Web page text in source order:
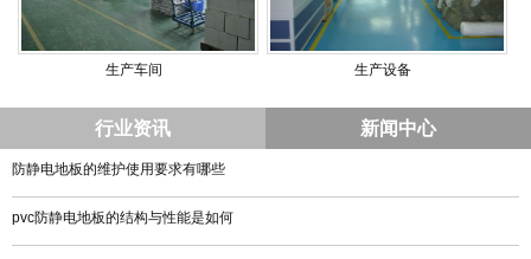
生产车间 生产设备
行业资讯 新闻中心
防静电地板的维护使用要求有哪些
pvc防静电地板的结构与性能是如何